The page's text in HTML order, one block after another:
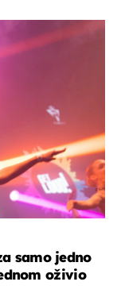
samo jedno
oživio